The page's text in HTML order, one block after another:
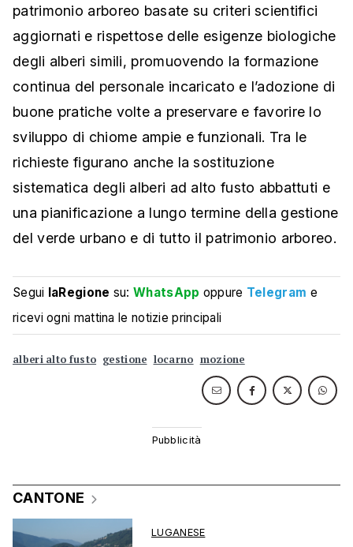
patrimonio arboreo basate su criteri scientifici
aggiornati e rispettose delle esigenze biologiche
degli alberi simili, promuovendo la formazione
continua del personale incaricato e l’adozione di
buone pratiche volte a preservare e favorire lo
sviluppo di chiome ampie e funzionali. Tra le
richieste figurano anche la sostituzione
sistematica degli alberi ad alto fusto abbattuti e
una pianificazione a lungo termine della gestione
del verde urbano e di tutto il patrimonio arboreo.
Segui laRegione su:WhatsApp oppure Telegram e
ricevi ogni mattina le notizie principali
alberi alto fusto gestione locarno mozione
CANTONE
LUGANESE